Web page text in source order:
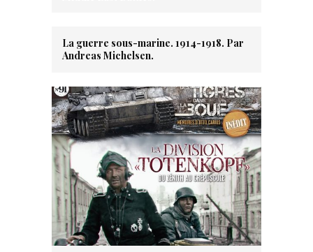
La guerre sous-marine. 1914-1918. Par
Andreas Michelsen.